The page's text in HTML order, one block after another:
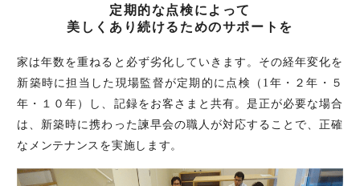
定期的な点検によって
美しくあり続けるためのサポートを
家は年数を重ねると必ず劣化していきます。その経年変化を
新築時に担当した現場監督が定期的に点検（1年・２年・５
年・１０年）し、記録をお客さまと共有。是正が必要な場合
は、新築時に携わった諫早会の職人が対応することで、正確
なメンテナンスを実施します。